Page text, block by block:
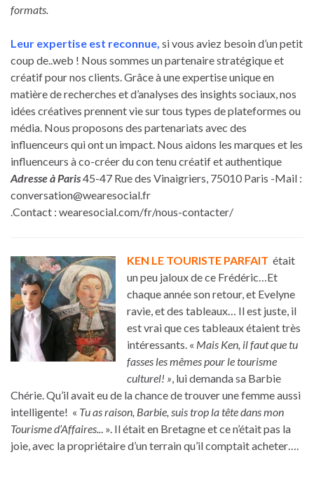
formats.
Leur expertise est reconnue, si vous aviez besoin d’un petit
coup de..web ! Nous sommes un partenaire stratégique et
créatif pour nos clients. Grâce à une expertise unique en
matière de recherches et d’analyses des insights sociaux, nos
idées créatives prennent vie sur tous types de plateformes ou
média. Nous proposons des partenariats avec des
influenceurs qui ont un impact. Nous aidons les marques et les
influenceurs à co-créer du con tenu créatif et authentique
Adresse à Paris45-47 Rue des Vinaigriers, 75010 Paris -Mail :
conversation@wearesocial.fr
.Contact : wearesocial.com/fr/nous-contacter/
KEN LE TOURISTE PARFAIT était
un peu jaloux de ce Frédéric…Et
chaque année son retour, et Evelyne
ravie, et des tableaux… Il est juste, il
est vrai que ces tableaux étaient très
intéressants. « Mais Ken, il faut que tu
fasses les mêmes pour le tourisme
culturel! », lui demanda sa Barbie
Chérie. Qu’il avait eu de la chance de trouver une femme aussi
intelligente! « Tu as raison, Barbie, suis trop la tête dans mon
Tourisme d’Affaires... ». Il était en Bretagne et ce n’était pas la
joie, avec la propriétaire d’un terrain qu’il comptait acheter….